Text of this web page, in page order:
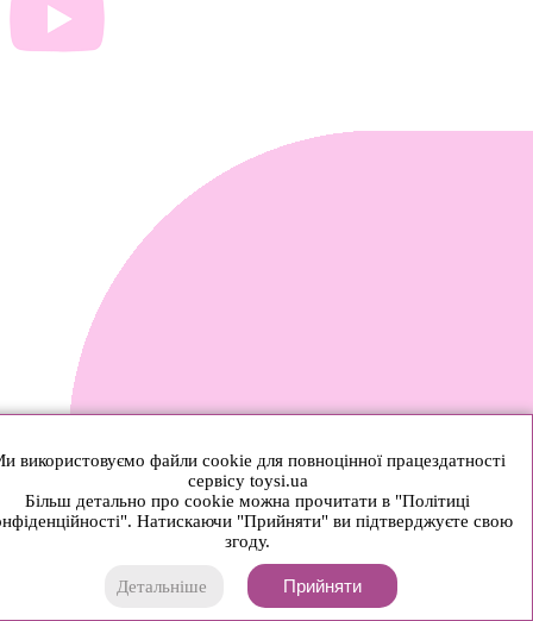
використовуємо файли cookie для повноцінної працездатності
сервісу toysi.ua
Більш детально про cookie можна прочитати в "Політиці
Натискаючи "Прийняти" ви підтверджуєте свою
згоду.
Детальніше Прийняти